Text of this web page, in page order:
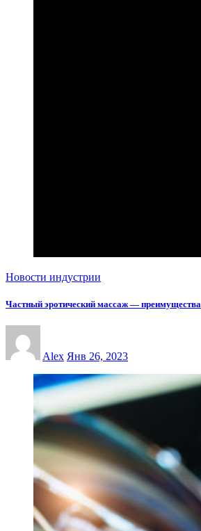
Новости индустрии
Частный эротический массаж — преимущества
Alex Янв 26, 2023